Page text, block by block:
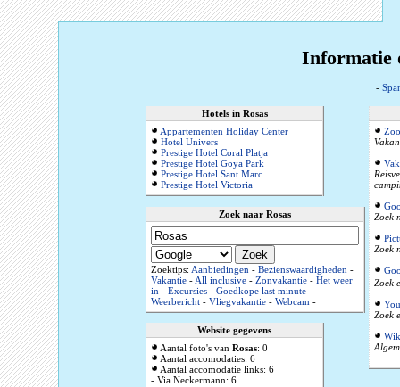
Informatie
-
Hotels in Rosas
Appartementen Holiday Center
Hotel Univers
Prestige Hotel Coral Platja
Prestige Hotel Goya Park
Prestige Hotel Sant Marc
Prestige Hotel Victoria
Zoek naar Rosas
Zoektips: Aanbiedingen - Bezienswaardigheden -
Vakantie -All inclusive - Zonvakantie - Het weer
in - Excursies - Goedkope last minute -
Weerbericht - Vliegvakantie - Webcam -
Website gegevens
Aantal foto's van Rosas: 0
Aantal accomodaties: 6
Aantal accomodatie links: 6
- Via Neckermann: 6
Zoek
Zoek
Zoek
Zoek